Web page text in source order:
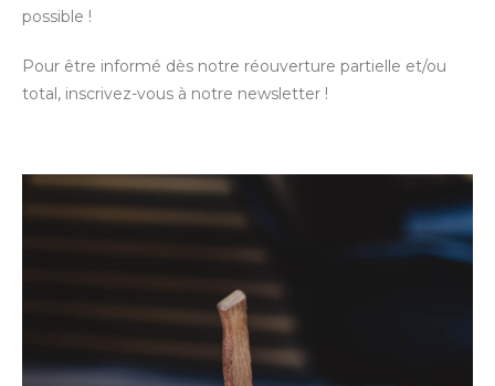
possible !
Pour être informé dès notre réouverture partielle et/ou
total, inscrivez-vous à notre newsletter !